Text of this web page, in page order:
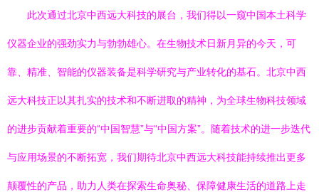
此次通过北京中西远大科技的展台，我们得以一窥中国本土科学
仪器企业的强劲实力与勃勃雄心。在生物技术日新月异的今天，可
靠、精准、智能的仪器装备是科学研究与产业转化的基石。北京中西
远大科技正以其扎实的技术和不断进取的精神，为全球生物科技领域
的进步贡献着重要的“中国智慧”与“中国方案”。随着技术的进一步迭代
与应用场景的不断拓宽，我们期待北京中西远大科技能持续推出更多
颠覆性的产品，助力人类在探索生命奥秘、保障健康生活的道路上走